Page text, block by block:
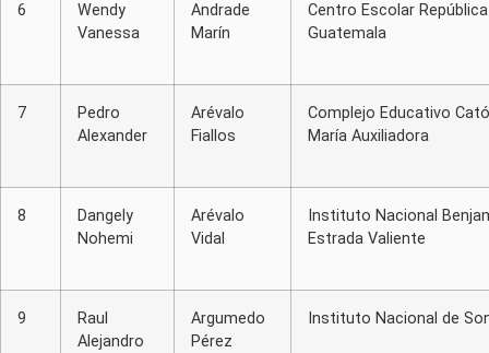
6
Wendy
Vanessa
Andrade
Marín
Centro Escolar
Guatemala
7
Pedro
Alexander
Arévalo
Fiallos
Complejo Educativo
María Auxiliadora
8
Dangely
Nohemi
Arévalo
Vidal
Instituto Nacional
Estrada Valiente
9
Raul
Alejandro
Argumedo
Pérez
Instituto Nacional de